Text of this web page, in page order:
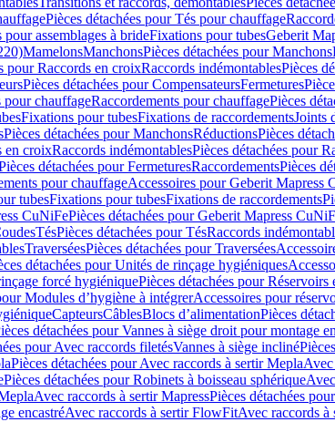
Pièces détachées pour Tés pour chauffage
pour assemblages à brideFixations pour tubesGeberit
MamelonsManchonsPièces détachées pour Manchons
pour Raccords en croixRaccords indémontablesPièces
Pièces détachées pour CompensateursFermetures
pour chauffageRaccordements pour chauffagePièces
Fixations pour tubesFixations de raccordementsJoints
Pièces détachées pour ManchonsRéductionsPièces
en croixRaccords indémontablesPièces détachées pour
détachées pour FermeturesRaccordementsPièces
pour chauffageAccessoires pour Geberit Mapress
tubesFixations pour tubesFixations de raccordements
CuNiFePièces détachées pour Geberit Mapress
TésPièces détachées pour TésRaccords
TraverséesPièces détachées pour Traversées
détachées pour Unités de rinçage hygiéniques
forcé hygiéniquePièces détachées pour
Modules d’hygiène à intégrerAccessoires pour
CapteursCâblesBlocs d’alimentationPièces
détachées pour Vannes à siège droit pour montage
pour Avec raccords filetésVannes à siège incliné
Pièces détachées pour Avec raccords à sertir Mepla
Pièces détachées pour Robinets à boisseau sphérique
Avec raccords à sertir MapressPièces détachées
encastréAvec raccords à sertir FlowFitAvec raccords à